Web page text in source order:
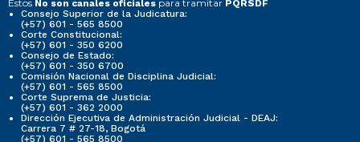
Estos No son canales oficiales para tramitar PQRSDF
Consejo Superior de la Judicatura:
(+57) 601 - 565 8500
Corte Constitucional:
(+57) 601 - 350 6200
Consejo de Estado:
(+57) 601 - 350 6700
Comisión Nacional de Disciplina Judicial:
(+57) 601 - 565 8500
Corte Suprema de Justicia:
(+57) 601 - 362 2000
Dirección Ejecutiva de Administración Judicial - DEAJ:
Carrera 7 # 27-18, Bogotá
(+57) 601 - 565 8500